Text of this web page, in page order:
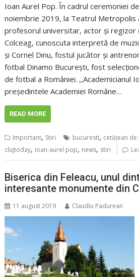
Ioan Aurel Pop. În cadrul ceremoniei
noiembrie 2019, la Teatrul Metropolis
profesorul universitar, actor şi regizor
Colceag, cunoscuta interpretă de
şi Cornel Dinu, fostul jucător şi
fotbal Dinamo București, fost
de fotbal a României. ,,Academicianul
preşedintele Academiei Române…
READ MORE
Important, Stiri bucuresti, cetăţean
clujtoday, ioan-aurel pop, news, stiri
Biserica din Feleacu, unul
interesante monumente din
11 august 2019 Claudiu Padurean